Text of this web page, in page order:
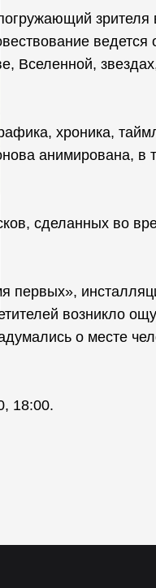
ведется
Вселенной,
хроника,
анимирована, в
сделанных во
возникло
о месте
18:00.